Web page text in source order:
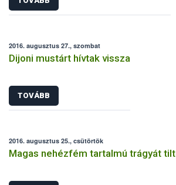
2016. augusztus 27., szombat
Dijoni mustárt hívtak vissza
TOVÁBB
2016. augusztus 25., csütörtök
Magas nehézfém tartalmú trágyát